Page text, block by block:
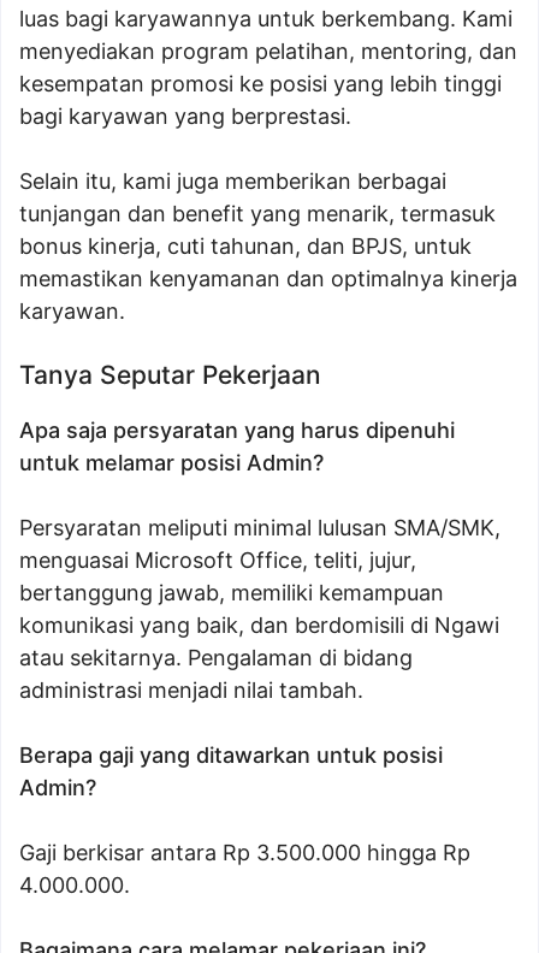
luas bagi karyawannya untuk berkembang. Kami
menyediakan program pelatihan, mentoring, dan
kesempatan promosi ke posisi yang lebih tinggi
bagi karyawan yang berprestasi.
Selain itu, kami juga memberikan berbagai
tunjangan dan benefit yang menarik, termasuk
bonus kinerja, cuti tahunan, dan BPJS, untuk
memastikan kenyamanan dan optimalnya kinerja
karyawan.
Tanya Seputar Pekerjaan
Apa saja persyaratan yang harus dipenuhi
untuk melamar posisi Admin?
Persyaratan meliputi minimal lulusan SMA/SMK,
menguasai Microsoft Office, teliti, jujur,
bertanggung jawab, memiliki kemampuan
komunikasi yang baik, dan berdomisili di Ngawi
atau sekitarnya. Pengalaman di bidang
administrasi menjadi nilai tambah.
Berapa gaji yang ditawarkan untuk posisi
Admin?
Gaji berkisar antara Rp 3.500.000 hingga Rp
4.000.000.